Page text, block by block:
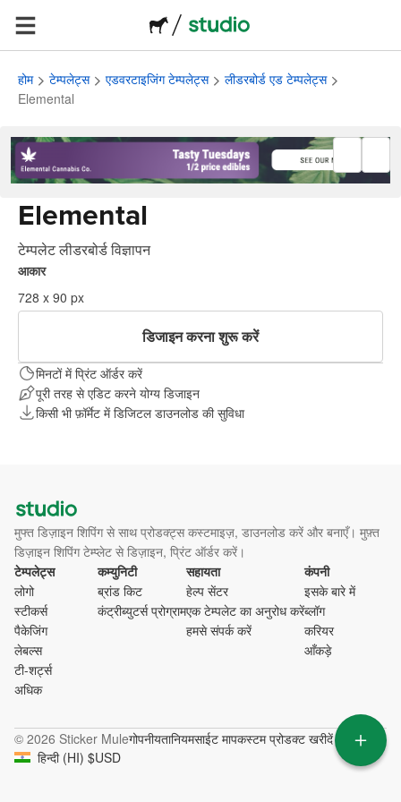
होम टेम्पलेट्स एडवरटाइजिंग टेम्पलेट्स
लीडरबोर्ड एड टेम्पलेट्स
Elemental
Elemental
टेम्पलेट लीडरबोर्ड विज्ञापन
आकार
728 x 90 px
डिजाइन करना शुरू करें
मिनटों में प्रिंट ऑर्डर करें
पूरी तरह से एडिट करने योग्य डिजाइन
किसी भी फ़ॉर्मेट में डिजिटल डाउनलोड की सुविधा
मुफ्त डिज़ाइन शिपिंग से साथ प्रोडक्ट्स कस्टमाइज़, डाउनलोड करें और बनाएँ। मुफ़्त
डिज़ाइन शिपिंग टेम्प्लेट से डिज़ाइन, प्रिंट ऑर्डर करें।
टेम्पलेट्स
लोगो
स्टीकर्स
पैकेजिंग
लेबल्स
टी-शर्ट्स
अधिक
कम्युनिटी
ब्रांड किट
कंट्रीब्युटर्स प्रोग्राम
सहायता
हेल्प सेंटर
एक टेम्पलेट का अनुरोध करें
हमसे संपर्क करें
कंपनी
इसके बारे में
ब्लॉग
करियर
आँकड़े
© 2026 Sticker Muleगोपनीयतानियमसाईट मापकस्टम प्रोडक्ट खरीदें
हिन्दी(HI) $USD